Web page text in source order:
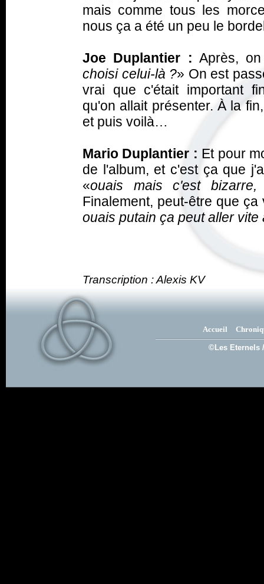
mais comme tous les
nous ça a été un peu le
Joe Duplantier : Après,
choisi celui-là ?» On est
vrai que c'était important
qu'on allait présenter. À la
et puis voilà…
Mario Duplantier : Et pour
de l'album, et c'est ça que
«ouais mais c'est
Finalement, peut-être que
ouais putain ça peut aller vite
Transcription : Alexis KV
Accueil
©Les Eternels